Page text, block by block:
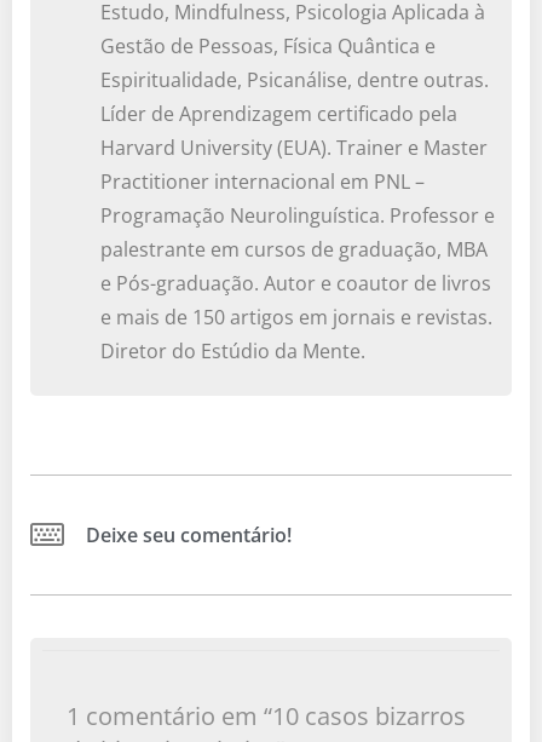
Estudo, Mindfulness, Psicologia Aplicada à
Gestão de Pessoas, Física Quântica e
Espiritualidade, Psicanálise, dentre outras.
Líder de Aprendizagem certificado pela
Harvard University (EUA). Trainer e Master
Practitioner internacional em PNL –
Programação Neurolinguística. Professor e
palestrante em cursos de graduação, MBA
e Pós-graduação. Autor e coautor de livros
e mais de 150 artigos em jornais e revistas.
Diretor do Estúdio da Mente.
Deixe seu comentário!
1 comentário em “10 casos bizarros